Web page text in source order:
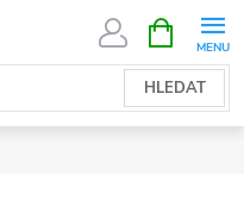
HLEDAT
NÁKUPNÍ
KOŠÍK